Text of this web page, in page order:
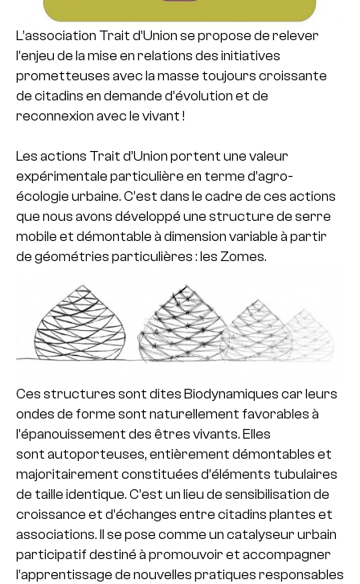
L’association Trait d’Union se propose de relever
l’enjeu de la mise en relations des initiatives
prometteuses avec la masse toujours croissante
de citadins en demande d’évolution et de
reconnexion avec le vivant !
Les actions Trait d’Union portent une valeur
expérimentale particulière en terme d’agro-
écologie urbaine. C’est dans le cadre de ces actions
que nous avons développé une structure de serre
mobile et démontable à dimension variable à partir
de géométries particulières : les Zomes.
Ces structures sont dites Biodynamiques car leurs
ondes de forme sont naturellement favorables à
l’épanouissement des êtres vivants. Elles
sont autoporteuses, entièrement démontables et
majoritairement constituées d’éléments tubulaires
de taille identique. C’est un lieu de sensibilisation de
croissance et d’échanges entre citadins plantes et
associations. Il se pose comme un catalyseur urbain
participatif destiné à promouvoir et accompagner
l’apprentissage de nouvelles pratiques responsables